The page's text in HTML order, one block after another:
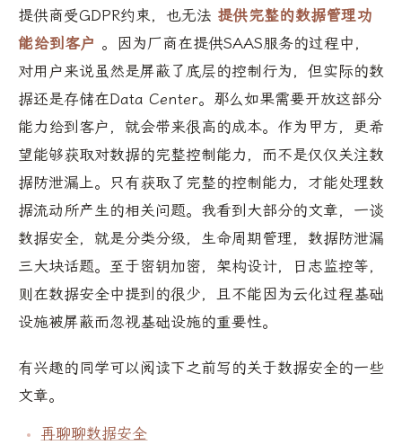
提供商受GDPR约束，也无法 提供完整的数据管理功
能给到客户 。因为厂商在提供SAAS服务的过程中，
对用户来说虽然是屏蔽了底层的控制行为，但实际的数
据还是存储在Data Center。那么如果需要开放这部分
能力给到客户，就会带来很高的成本。作为甲方，更希
望能够获取对数据的完整控制能力，而不是仅仅关注数
据防泄漏上。只有获取了完整的控制能力，才能处理数
据流动所产生的相关问题。我看到大部分的文章，一谈
数据安全，就是分类分级，生命周期管理，数据防泄漏
三大块话题。至于密钥加密，架构设计，日志监控等，
则在数据安全中提到的很少，且不能因为云化过程基础
设施被屏蔽而忽视基础设施的重要性。
有兴趣的同学可以阅读下之前写的关于数据安全的一些
文章。
再聊聊数据安全